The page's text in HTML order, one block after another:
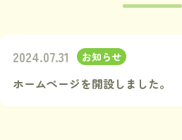
2024.07.31 お知らせ
ホームページを開設しました。